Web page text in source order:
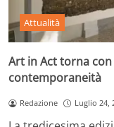
Attualità
Art in Act torna
contemporaneità
Redazione Luglio 24,